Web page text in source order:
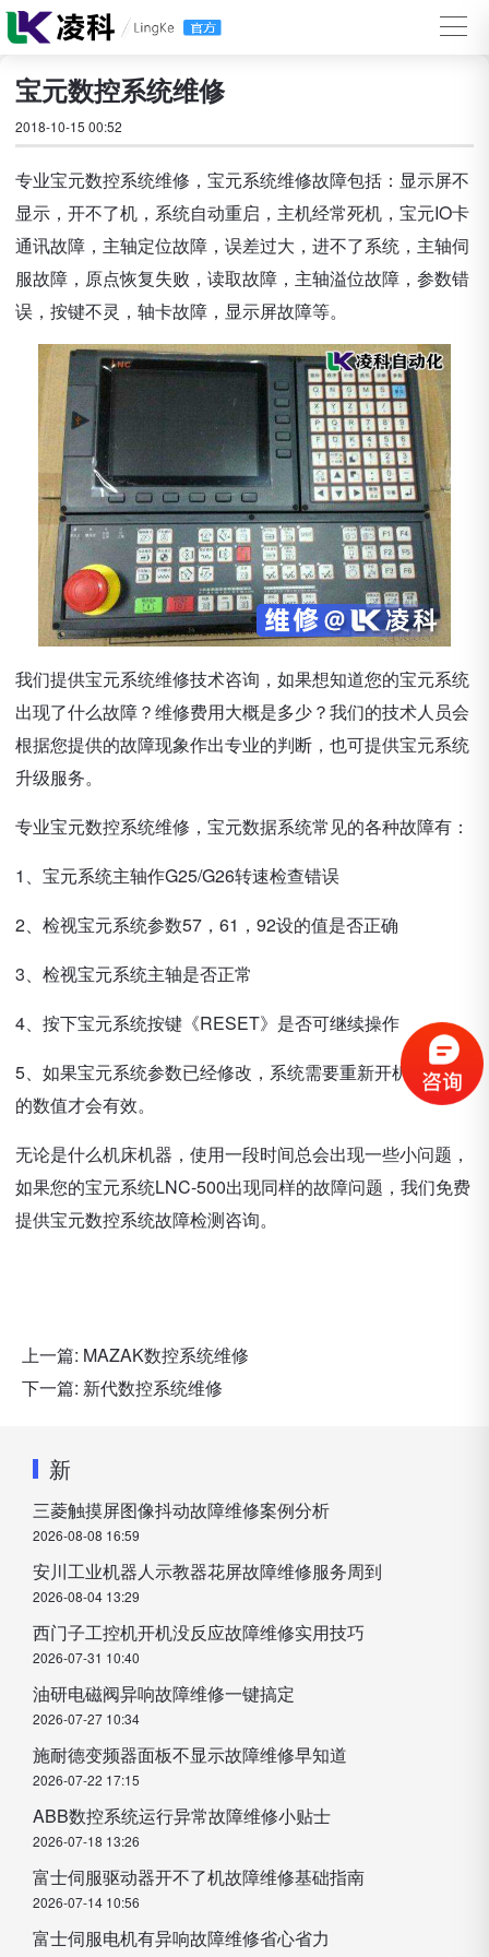
宝元数控系统维修
2018-10-15 00:52
专业宝元数控系统维修，宝元系统维修故障包括：显示屏不
显示，开不了机，系统自动重启，主机经常死机，宝元IO卡
通讯故障，主轴定位故障，误差过大，进不了系统，主轴伺
服故障，原点恢复失败，读取故障，主轴溢位故障，参数错
误，按键不灵，轴卡故障，显示屏故障等。
我们提供宝元系统维修技术咨询，如果想知道您的宝元系统
出现了什么故障？维修费用大概是多少？我们的技术人员会
根据您提供的故障现象作出专业的判断，也可提供宝元系统
升级服务。
专业宝元数控系统维修，宝元数据系统常见的各种故障有：
1、宝元系统主轴作G25/G26转速检查错误
2、检视宝元系统参数57，61，92设的值是否正确
3、检视宝元系统主轴是否正常
4、按下宝元系统按键《RESET》是否可继续操作
5、如果宝元系统参数已经修改，系统需要重新开机，修改
的数值才会有效。
无论是什么机床机器，使用一段时间总会出现一些小问题，
如果您的宝元系统LNC-500出现同样的故障问题，我们免费
提供宝元数控系统故障检测咨询。
上一篇: MAZAK数控系统维修
下一篇: 新代数控系统维修
新
三菱触摸屏图像抖动故障维修案例分析
2026-08-08 16:59
安川工业机器人示教器花屏故障维修服务周到
2026-08-04 13:29
西门子工控机开机没反应故障维修实用技巧
2026-07-31 10:40
油研电磁阀异响故障维修一键搞定
2026-07-27 10:34
施耐德变频器面板不显示故障维修早知道
2026-07-22 17:15
ABB数控系统运行异常故障维修小贴士
2026-07-18 13:26
富士伺服驱动器开不了机故障维修基础指南
2026-07-14 10:56
富士伺服电机有异响故障维修省心省力